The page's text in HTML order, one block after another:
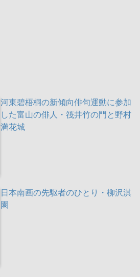
河東碧梧桐の新傾向俳句運動に参加
した富山の俳人・筏井竹の門と野村
満花城
日本南画の先駆者のひとり・柳沢淇
園